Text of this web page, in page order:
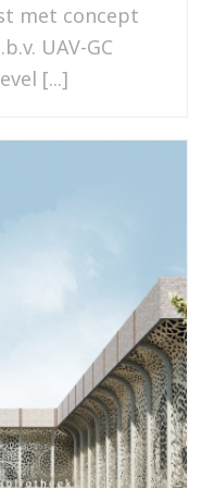
met concept
UAV-GC
[...]